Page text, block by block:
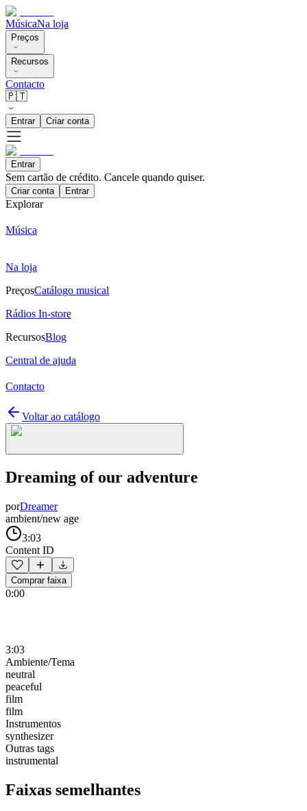
MúsicaNa loja
Preços
Recursos
Contacto
🇵🇹
Entrar Criar conta
Entrar
Sem cartão de crédito. Cancele quando quiser.
Criar conta Entrar
Explorar
Música
Na loja
PreçosCatálogo musical
Rádios In-store
RecursosBlog
Central de ajuda
Contacto
Voltar ao catálogo
Dreaming of our adventure
porDreamer
ambient/new age
3:03
Content ID
Comprar faixa
0:00
3:03
Ambiente/Tema
neutral
peaceful
film
film
Instrumentos
synthesizer
Outras tags
instrumental
Faixas semelhantes